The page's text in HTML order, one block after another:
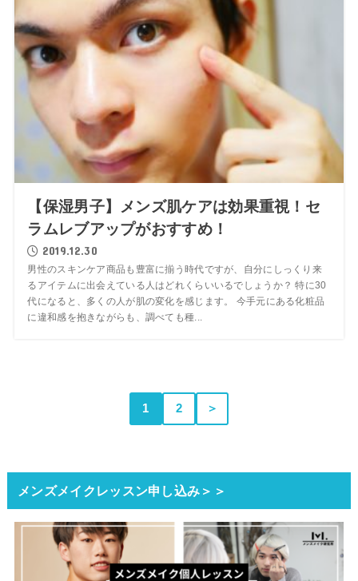
【保湿男子】メンズ肌ケアは効果重視！セ
ラムレブアップがおすすめ！
2019.12.30
男性のスキンケア商品も豊富に揃う時代ですが、自分にしっくり来
るアイテムに出会えている人はどれくらいいるでしょうか？ 特に30
代になると、多くの人が肌の変化を感じます。 今手元にある化粧品
に違和感を抱きながらも、調べても種...
1 2 ＞
メンズメイクレッスン申し込み＞＞